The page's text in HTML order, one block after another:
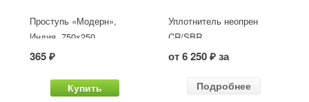
Проступь «Модерн»,
Индия, 750x250
365 ₽
Купить
Уплотнитель неопрен
CR/SBR
от 6 250 ₽ за
Подробнее